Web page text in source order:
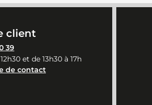
client
39
et de 13h30 à 17h
de contact